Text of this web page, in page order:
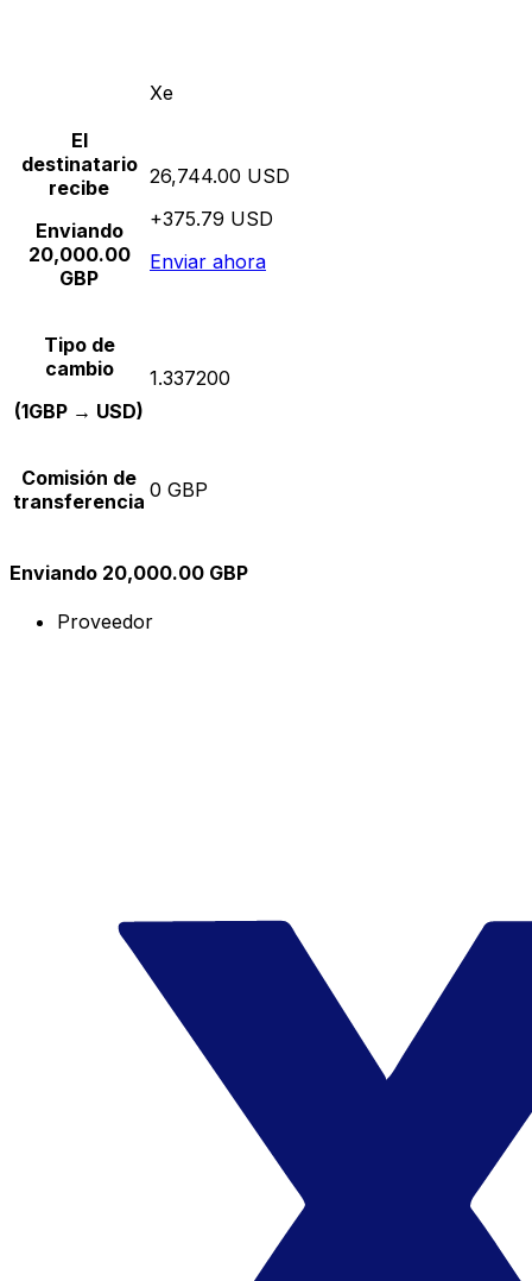
Xe
El
destinatario
recibe
Enviando
20,000.00
GBP
26,744.00 USD
+375.79 USD
Enviar ahora
Tipo de
cambio
(1GBP → USD)
1.337200
Comisión de
transferencia 0 GBP
Enviando 20,000.00 GBP
Proveedor